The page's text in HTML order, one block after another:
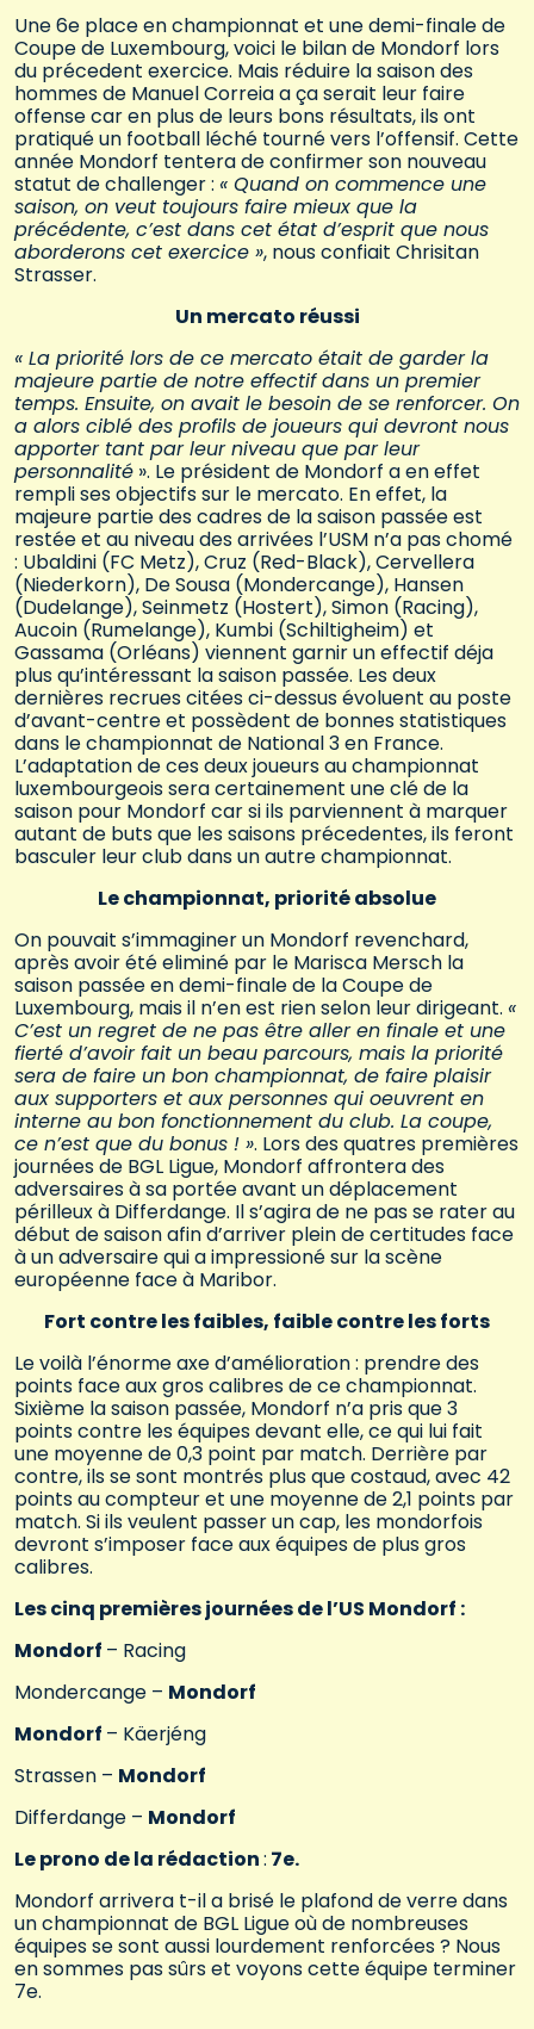
Une 6e place en championnat et une demi-finale de
Coupe de Luxembourg, voici le bilan de Mondorf lors
du précedent exercice. Mais réduire la saison des
hommes de Manuel Correia a ça serait leur faire
offense car en plus de leurs bons résultats, ils ont
pratiqué un football léché tourné vers l’offensif. Cette
année Mondorf tentera de confirmer son nouveau
statut de challenger : « Quand on commence une
saison, on veut toujours faire mieux que la
précédente, c’est dans cet état d’esprit que nous
aborderons cet exercice », nous confiait Chrisitan
Strasser.
Un mercato réussi
« La priorité lors de ce mercato était de garder la
majeure partie de notre effectif dans un premier
temps. Ensuite, on avait le besoin de se renforcer. On
a alors ciblé des profils de joueurs qui devront nous
apporter tant par leur niveau que par leur
personnalité ». Le président de Mondorf a en effet
rempli ses objectifs sur le mercato. En effet, la
majeure partie des cadres de la saison passée est
restée et au niveau des arrivées l’USM n’a pas chomé
: Ubaldini (FC Metz), Cruz (Red-Black), Cervellera
(Niederkorn), De Sousa (Mondercange), Hansen
(Dudelange), Seinmetz (Hostert), Simon (Racing),
Aucoin (Rumelange), Kumbi (Schiltigheim) et
Gassama (Orléans) viennent garnir un effectif déja
plus qu’intéressant la saison passée. Les deux
dernières recrues citées ci-dessus évoluent au poste
d’avant-centre et possèdent de bonnes statistiques
dans le championnat de National 3 en France.
L’adaptation de ces deux joueurs au championnat
luxembourgeois sera certainement une clé de la
saison pour Mondorf car si ils parviennent à marquer
autant de buts que les saisons précedentes, ils feront
basculer leur club dans un autre championnat.
Le championnat, priorité absolue
On pouvait s’immaginer un Mondorf revenchard,
après avoir été eliminé par le Marisca Mersch la
saison passée en demi-finale de la Coupe de
Luxembourg, mais il n’en est rien selon leur dirigeant. «
C’est un regret de ne pas être aller en finale et une
fierté d’avoir fait un beau parcours, mais la priorité
sera de faire un bon championnat, de faire plaisir
aux supporters et aux personnes qui oeuvrent en
interne au bon fonctionnement du club. La coupe,
ce n’est que du bonus ! ». Lors des quatres premières
journées de BGL Ligue, Mondorf affrontera des
adversaires à sa portée avant un déplacement
périlleux à Differdange. Il s’agira de ne pas se rater au
début de saison afin d’arriver plein de certitudes face
à un adversaire qui a impressioné sur la scène
européenne face à Maribor.
Fort contre les faibles, faible contre les forts
Le voilà l’énorme axe d’amélioration : prendre des
points face aux gros calibres de ce championnat.
Sixième la saison passée, Mondorf n’a pris que 3
points contre les équipes devant elle, ce qui lui fait
une moyenne de 0,3 point par match. Derrière par
contre, ils se sont montrés plus que costaud, avec 42
points au compteur et une moyenne de 2,1 points par
match. Si ils veulent passer un cap, les mondorfois
devront s’imposer face aux équipes de plus gros
calibres.
Les cinq premières journées de l’US Mondorf :
Mondorf – Racing
Mondercange – Mondorf
Mondorf – Käerjéng
Strassen – Mondorf
Differdange – Mondorf
Le prono de la rédaction: 7e.
Mondorf arrivera t-il a brisé le plafond de verre dans
un championnat de BGL Ligue où de nombreuses
équipes se sont aussi lourdement renforcées ? Nous
en sommes pas sûrs et voyons cette équipe terminer
7e.